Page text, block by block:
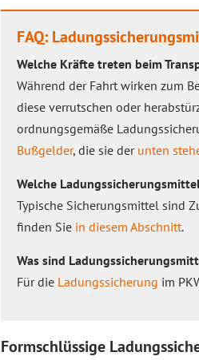
FAQ:
Welche Kräfte treten beim
Während der Fahrt wirken zum
diese verrutschen oder
ordnungsgemäße
Bußgelder, die sie der unten
Welche
Typische Sicherungsmittel sind
finden Sie in diesem Abschnitt.
Was sind
Für die Ladungssicherung im
Formschlüssige